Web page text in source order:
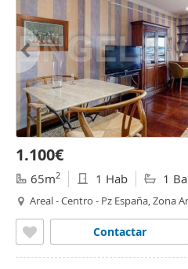
1.100€
65m2 1 Hab 1
Areal - Centro - Pz España, Zona
Contactar